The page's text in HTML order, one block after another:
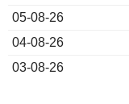
05-08-26
04-08-26
03-08-26